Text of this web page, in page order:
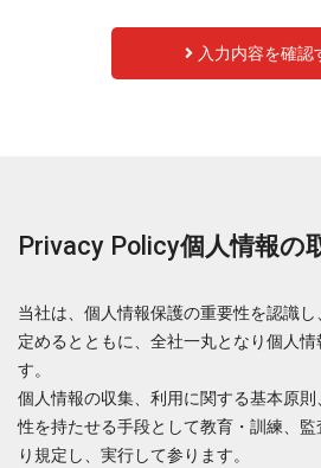
入力内容を確認
Privacy Policy個人情報の
当社は、個人情報保護の重要性を認識
定めるとともに、全社一丸となり個人
す。
個人情報の収集、利用に関する基本原
性を持たせる手段として教育・訓練、
り規定し、実行して参ります。